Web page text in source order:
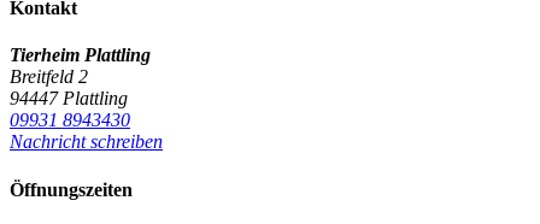
Kontakt
Tierheim Plattling
Breitfeld 2
94447 Plattling
09931 8943430
Nachricht schreiben
Öffnungszeiten